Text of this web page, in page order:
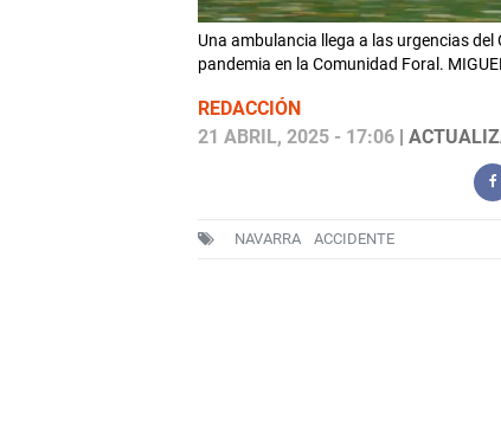
Una ambulancia llega a las urgencias
pandemia en la Comunidad Foral.
REDACCIÓN
21 ABRIL, 2025 - 17:06|
NAVARRA ACCIDENTE